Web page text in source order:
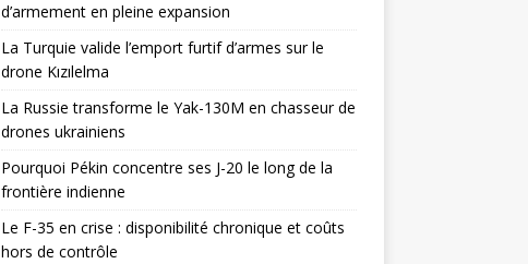
d’armement en pleine expansion
La Turquie valide l’emport furtif d’armes sur le
drone Kızılelma
La Russie transforme le Yak-130M en chasseur de
drones ukrainiens
Pourquoi Pékin concentre ses J-20 le long de la
frontière indienne
Le F-35 en crise : disponibilité chronique et coûts
hors de contrôle